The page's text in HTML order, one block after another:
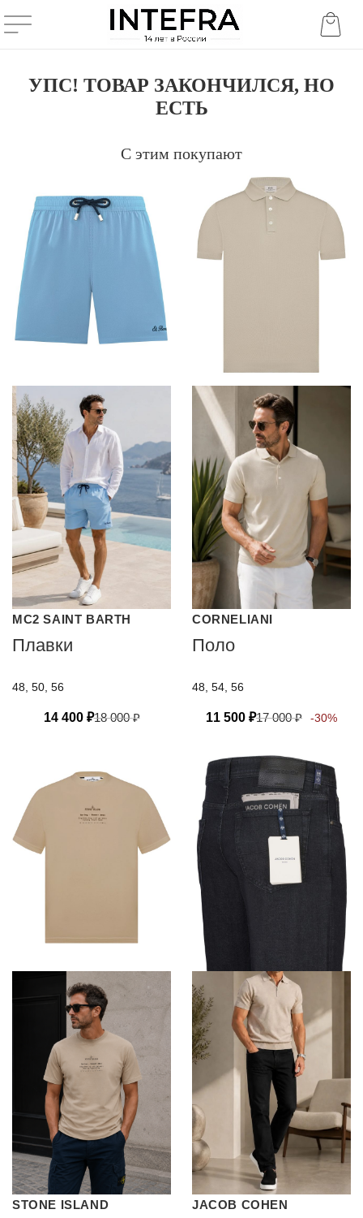
УПС! ТОВАР ЗАКОНЧИЛСЯ, НО
ЕСТЬ
С этим покупают
MC2 SAINT BARTH
Плавки
48, 50, 56
14 400 ₽18 000₽
CORNELIANI
Поло
48, 54, 56
11 500 ₽17 000₽ -30%
STONE ISLAND JACOB COHEN